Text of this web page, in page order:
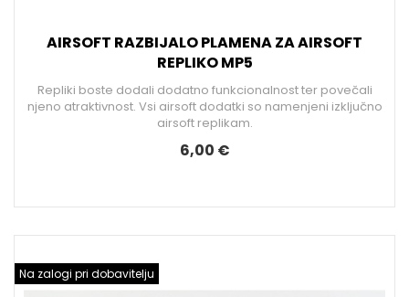
AIRSOFT RAZBIJALO PLAMENA ZA AIRSOFT
REPLIKO MP5
Repliki boste dodali dodatno funkcionalnost ter povečali
njeno atraktivnost. Vsi airsoft dodatki so namenjeni izključno
airsoft replikam.
6,00 €
Na zalogi pri dobavitelju